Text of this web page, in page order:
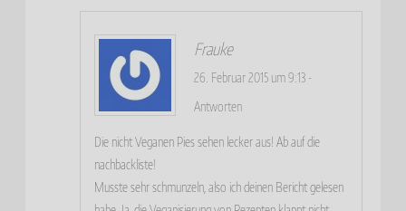
Frauke
26. Februar 2015 um 9:13 -
Antworten
Die nicht Veganen Pies sehen lecker aus! Ab auf die
nachbackliste!
Musste sehr schmunzeln, also ich deinen Bericht gelesen